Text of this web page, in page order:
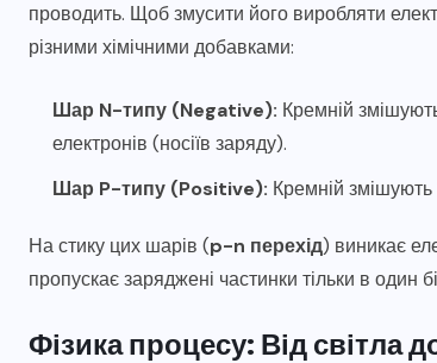
проводить. Щоб змусити його виробляти
різними хімічними добавками:
Шар N-типу (Negative): Кремній
електронів (носіїв заряду).
Шар P-типу (Positive): Кремній змішують
На стику цих шарів (p-n перехід) виникає
пропускає заряджені частинки тільки в один
Фізика процесу: Від світла